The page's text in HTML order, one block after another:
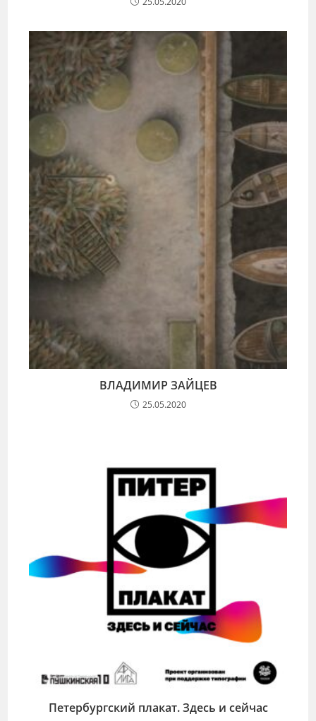
ВЛАДИМИР ЗАЙЦЕВ
25.05.2020
Петербургский плакат. Здесь и сейчас